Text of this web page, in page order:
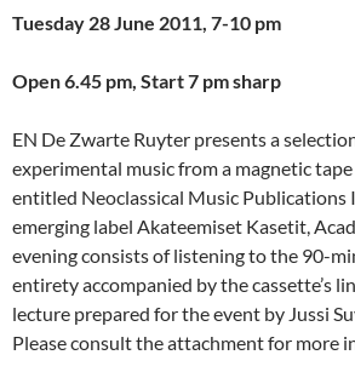
Tuesday 28 June 2011, 7-10 pm
Open 6.45 pm, Start 7 pm sharp
EN De Zwarte Ruyter presents a
experimental music from a magnetic tape
entitled Neoclassical Music Publications
emerging label Akateemiset Kasetit,
evening consists of listening to the 90-
entirety accompanied by the cassette’s
lecture prepared for the event by Jussi
Please consult the attachment for more